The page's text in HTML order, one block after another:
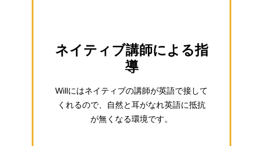
ネイティブ講師による指
導
Willにはネイティブの講師が英語で接して
くれるので、自然と耳がなれ英語に抵抗
が無くなる環境です。